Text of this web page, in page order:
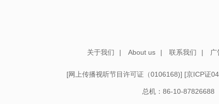
关于我们 | About us | 联系我们 |
[网上传播视听节目许可证（0106168)] [京ICP证
总机：86-10-87826688